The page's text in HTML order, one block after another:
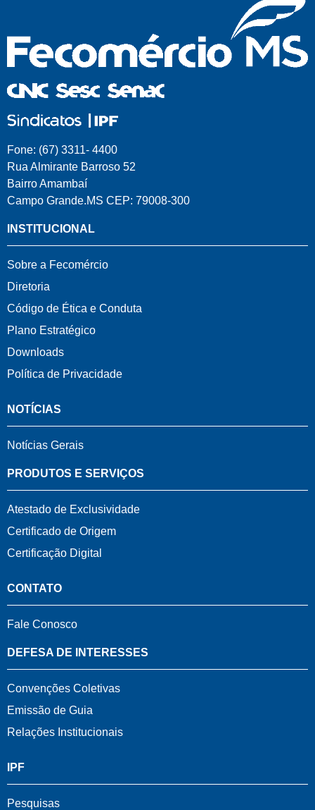
Fone: (67) 3311- 4400
Rua Almirante Barroso 52
Bairro Amambaí
Campo Grande.MS CEP: 79008-300
INSTITUCIONAL
Sobre a Fecomércio
Diretoria
Código de Ética e Conduta
Plano Estratégico
Downloads
Política de Privacidade
NOTÍCIAS
Notícias Gerais
PRODUTOS E SERVIÇOS
Atestado de Exclusividade
Certificado de Origem
Certificação Digital
CONTATO
Fale Conosco
DEFESA DE INTERESSES
Convenções Coletivas
Emissão de Guia
Relações Institucionais
IPF
Pesquisas